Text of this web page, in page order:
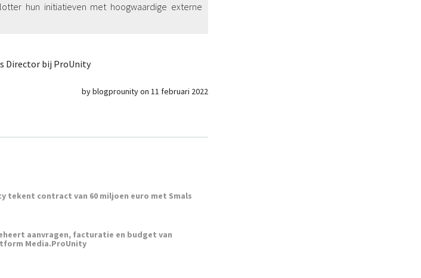
hun initiatieven met hoogwaardige externe
Director bij ProUnity
by blogprounity on 11 februari 2022
tekent contract van 60 miljoen euro met Smals
aanvragen, facturatie en budget van
Media.ProUnity